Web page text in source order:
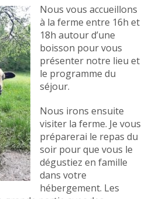
Nous vous accueillons
à la ferme entre 16h et
18h autour d’une
boisson pour vous
présenter notre lieu et
le programme du
séjour.
Nous irons ensuite
visiter la ferme. Je vous
préparerai le repas du
soir pour que vous le
dégustiez en famille
dans votre
hébergement. Les